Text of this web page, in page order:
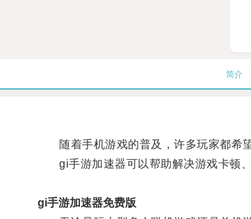
简介
随着手机游戏的普及，许多玩家都希望
gi手游加速器可以帮助解决游戏卡顿、
gi手游加速器免费版